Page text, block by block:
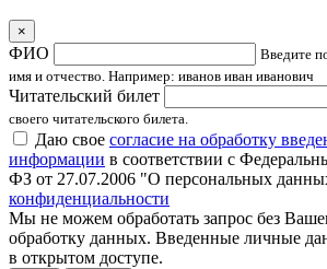
×
ФИО
Введите
имя и отчество. Например: иванов иван иванович
Читательский билет
своего читательского билета.
Даю свое согласие на обработку
информации в соответствии с
ФЗ от 27.07.2006 "О персональных
конфиденциальности
Мы не можем обработать запрос без
обработку данных. Введенные личные
в открытом доступе.